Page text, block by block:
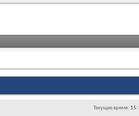
Текущее время: